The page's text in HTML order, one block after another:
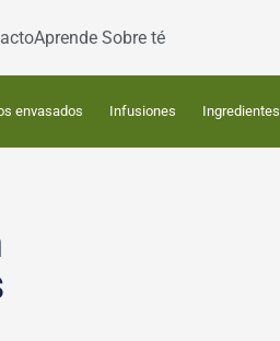
Aprende Sobre té
envasados Infusiones Ingredientes